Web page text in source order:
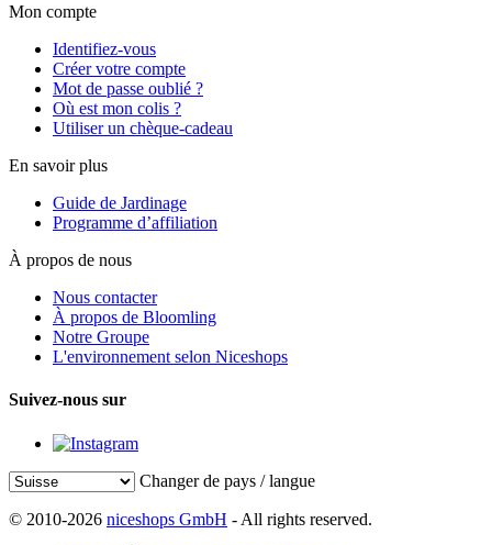
Mon compte
Identifiez-vous
Créer votre compte
Mot de passe oublié ?
Où est mon colis ?
Utiliser un chèque-cadeau
En savoir plus
Guide de Jardinage
Programme d’affiliation
À propos de nous
Nous contacter
À propos de Bloomling
Notre Groupe
L'environnement selon Niceshops
Suivez-nous sur
Changer de pays / langue
© 2010-2026 niceshops GmbH - All rights reserved.